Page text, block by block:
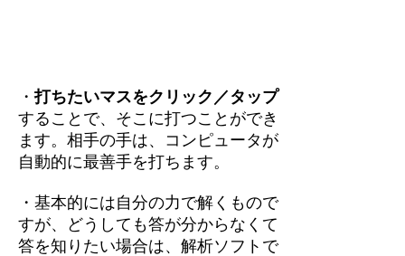
・打ちたいマスをクリック／タップ
することで、そこに打つことができ
ます。相手の手は、コンピュータが
自動的に最善手を打ちます。
・基本的には自分の力で解くもので
すが、どうしても答が分からなくて
答を知りたい場合は、解析ソフトで